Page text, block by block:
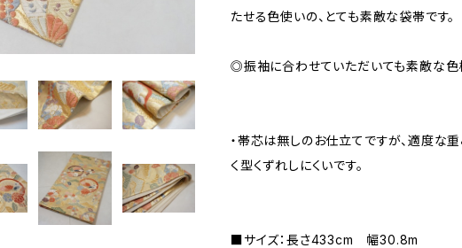
たせる色使いの、とても素敵な袋帯です。
◎振袖に合わせていただいても素敵な
・帯芯は無しのお仕立てですが、適度な重
く型くずれしにくいです。
■サイズ：長さ433cm 幅30.8m